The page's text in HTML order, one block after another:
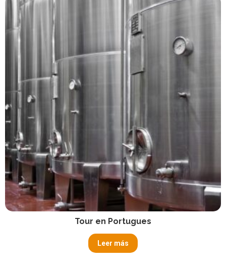
Tour en Portugues
Leer más